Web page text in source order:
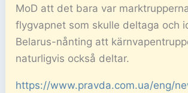
MoD att det bara var
flygvapnet som skulle deltaga och
Belarus-nånting att
naturligvis också deltar.
https://www.pravda.com.ua/eng/